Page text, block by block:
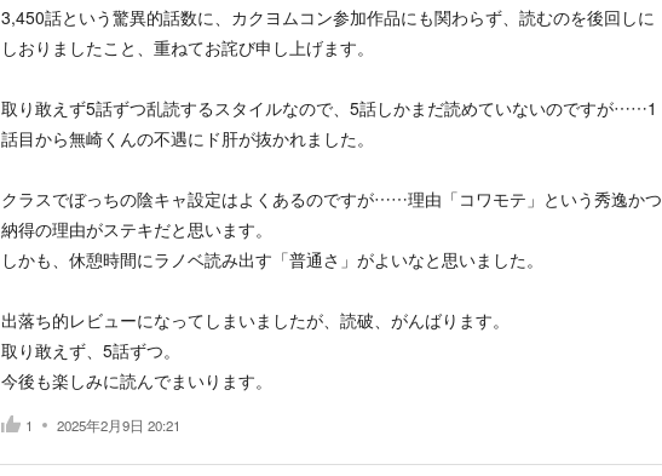
3,450話という驚異的話数に、カクヨムコン参加作品にも関わらず、読むのを後回しに
しおりましたこと、重ねてお詫び申し上げます。
取り敢えず5話ずつ乱読するスタイルなので、5話しかまだ読めていないのですが……1
話目から無崎くんの不遇にド肝が抜かれました。
クラスでぼっちの陰キャ設定はよくあるのですが……理由「コワモテ」という秀逸かつ
納得の理由がステキだと思います。
しかも、休憩時間にラノベ読み出す「普通さ」がよいなと思いました。
出落ち的レビューになってしまいましたが、読破、がんばります。
取り敢えず、5話ずつ。
今後も楽しみに読んでまいります。
1 2025年2月9日 20:21